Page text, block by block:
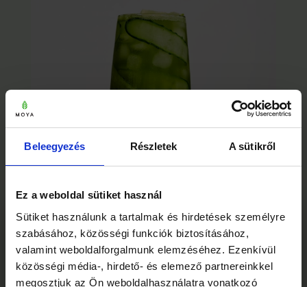
Beleegyezés Részletek A sütikről
Ez a weboldal sütiket használ
Sütiket használunk a tartalmak és hirdetések személyre
szabásához, közösségi funkciók biztosításához,
valamint weboldalforgalmunk elemzéséhez. Ezenkívül
közösségi média-, hirdető- és elemező partnereinkkel
megosztjuk az Ön weboldalhasználatra vonatkozó
ALKOHOLMENTES MATCHA
FRISSÍTŐ 5 PERC ALATT
Pezsgő, lime-os alkoholmentes matcha koktél
mézzel és uborkával — 5 perc alatt kész, és úgy
néz ki, mintha bárpultból érkezett volna.
×
Mielőtt elmész… 🍵